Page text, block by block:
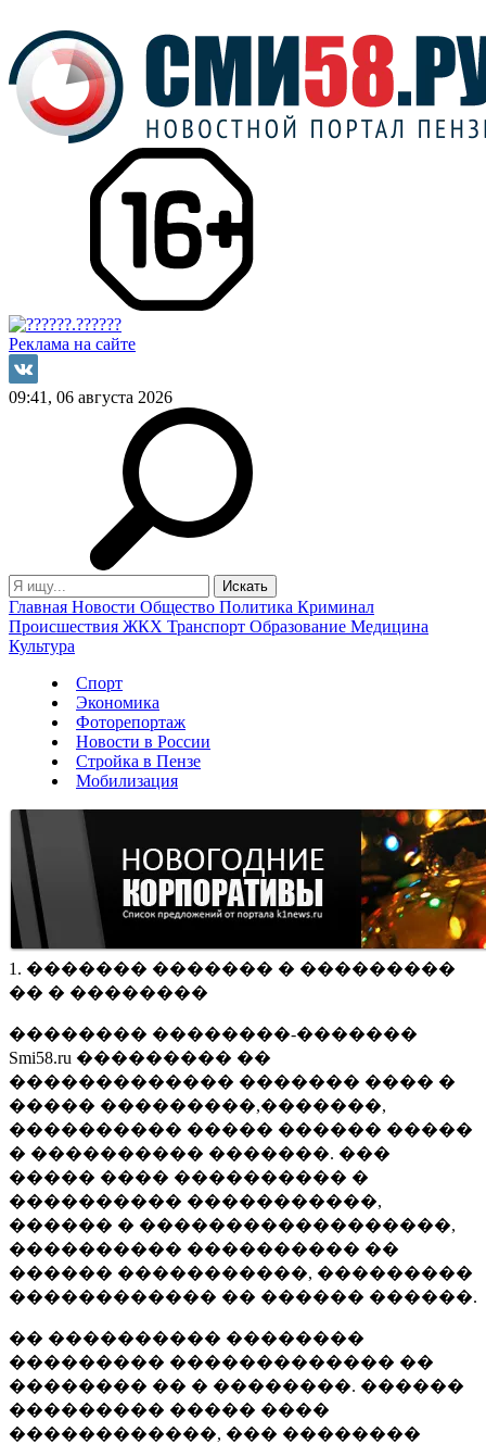
Реклама на сайте
09:41, 06 августа 2026
Главная Новости Общество Политика Криминал
Происшествия ЖКХ Транспорт Образование Медицина
Культура
Спорт
Экономика
Фоторепортаж
Новости в России
Стройка в Пензе
Мобилизация
1. ������� ������� � ���������
�� � ��������
�������� ��������-�������
Smi58.ru ��������� ��
������������� ������� ���� �
����� ���������,�������,
���������� ����� ������ �����
� ���������� �������. ���
����� ���� ���������� �
���������� �����������,
������ � ������������������,
���������� ���������� ��
������ �����������, ���������
������������ �� ������ ������.
�� ���������� ��������
��������� ������������� ��
�������� �� � ��������. ������
��������� ����� ����
������������, ��� ��������